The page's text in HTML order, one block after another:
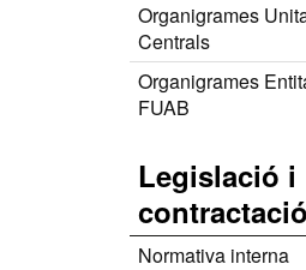
Organigrames
Centrals
Organigrames
FUAB
Legislació i
contractació
Normativa interna